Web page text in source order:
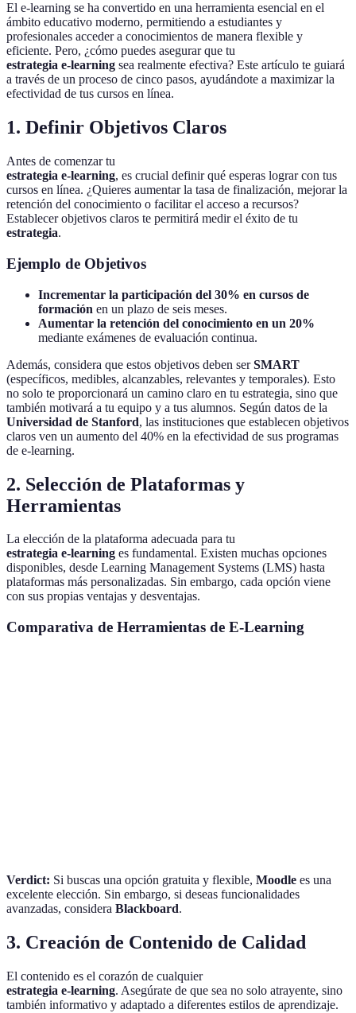
El e-learning se ha convertido en una herramienta esencial en el
ámbito educativo moderno, permitiendo a estudiantes y
profesionales acceder a conocimientos de manera flexible y
eficiente. Pero, ¿cómo puedes asegurar que tu
estrategia e-learning sea realmente efectiva? Este artículo te guiará
a través de un proceso de cinco pasos, ayudándote a maximizar la
efectividad de tus cursos en línea.
1. Definir Objetivos Claros
Antes de comenzar tu
estrategia e-learning, es crucial definir qué esperas lograr con tus
cursos en línea. ¿Quieres aumentar la tasa de finalización, mejorar la
retención del conocimiento o facilitar el acceso a recursos?
Establecer objetivos claros te permitirá medir el éxito de tu
estrategia.
Ejemplo de Objetivos
Incrementar la participación del 30% en cursos de
formación en un plazo de seis meses.
Aumentar la retención del conocimiento en un 20%
mediante exámenes de evaluación continua.
Además, considera que estos objetivos deben serSMART
(específicos, medibles, alcanzables, relevantes y temporales). Esto
no solo te proporcionará un camino claro en tu estrategia, sino que
también motivará a tu equipo y a tus alumnos. Según datos de la
Universidad de Stanford, las instituciones que establecen objetivos
claros ven un aumento del 40% en la efectividad de sus programas
de e-learning.
2. Selección de Plataformas y
Herramientas
La elección de la plataforma adecuada para tu
estrategia e-learning es fundamental. Existen muchas opciones
disponibles, desde Learning Management Systems (LMS) hasta
plataformas más personalizadas. Sin embargo, cada opción viene
con sus propias ventajas y desventajas.
Comparativa de Herramientas de E-Learning
Verdict: Si buscas una opción gratuita y flexible, Moodle es una
excelente elección. Sin embargo, si deseas funcionalidades
avanzadas, considera Blackboard.
3. Creación de Contenido de Calidad
El contenido es el corazón de cualquier
estrategia e-learning. Asegúrate de que sea no solo atrayente, sino
también informativo y adaptado a diferentes estilos de aprendizaje.